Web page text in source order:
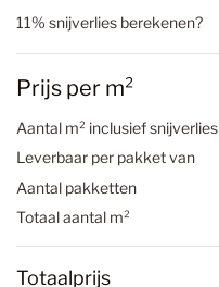
11% snijverlies berekenen?
Prijs per m²
Aantal m² inclusief snijverlies
Leverbaar per pakket van
Aantal pakketten
Totaal aantal m²
Totaalprijs